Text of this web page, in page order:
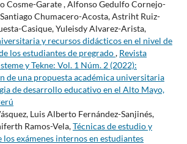
Cosme-Garate , Alfonso Gedulfo Cornejo-
Chumacero-Acosta, Astriht Ruiz-
Casique, Yuleisdy Alvarez-Arista,
y recursos didácticos en el nivel de
los estudiantes de pregrado, Revista
y Tekne: Vol. 1 Núm. 2 (2022):
de una propuesta académica universitaria
de desarrollo educativo en el Alto Mayo,
Luis Alberto Fernández-Sanjinés,
Ramos-Vela,Técnicas de estudio y
los exámenes internos en estudiantes